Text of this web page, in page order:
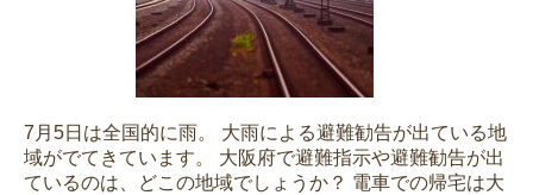
7月5日は全国的に雨。 大雨による避難勧告が出ている地
域がでてきています。 大阪府で避難指示や避難勧告が出
ているのは、どこの地域でしょうか？ 電車での帰宅は大